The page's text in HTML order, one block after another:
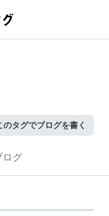
のタグでブログを書く
ログ